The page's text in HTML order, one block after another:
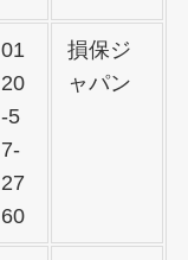
01
20
-5
7-
27
60
損保ジ
ャパン